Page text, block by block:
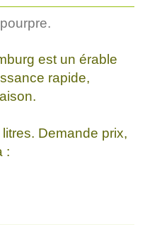
est un érable
rapide,
Demande prix,
: